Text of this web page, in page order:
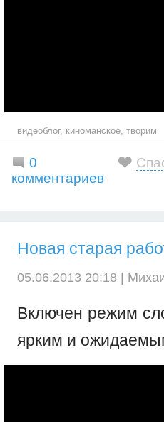
видеоблог, киноманское творим
0
комментариев
Новая старая
05.06.2013 20:18 |
Включен режим
ярким и